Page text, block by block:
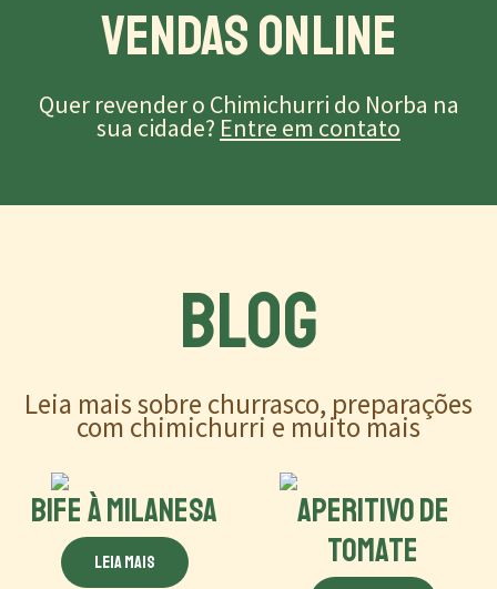
Vendas Online
Quer revender o Chimichurri do Norba na
sua cidade? Entre em contato
BLOG
Leia mais sobre churrasco, preparações
com chimichurri e muito mais
BIFE À MILANESA
Leia mais
APERITIVO DE
TOMATE